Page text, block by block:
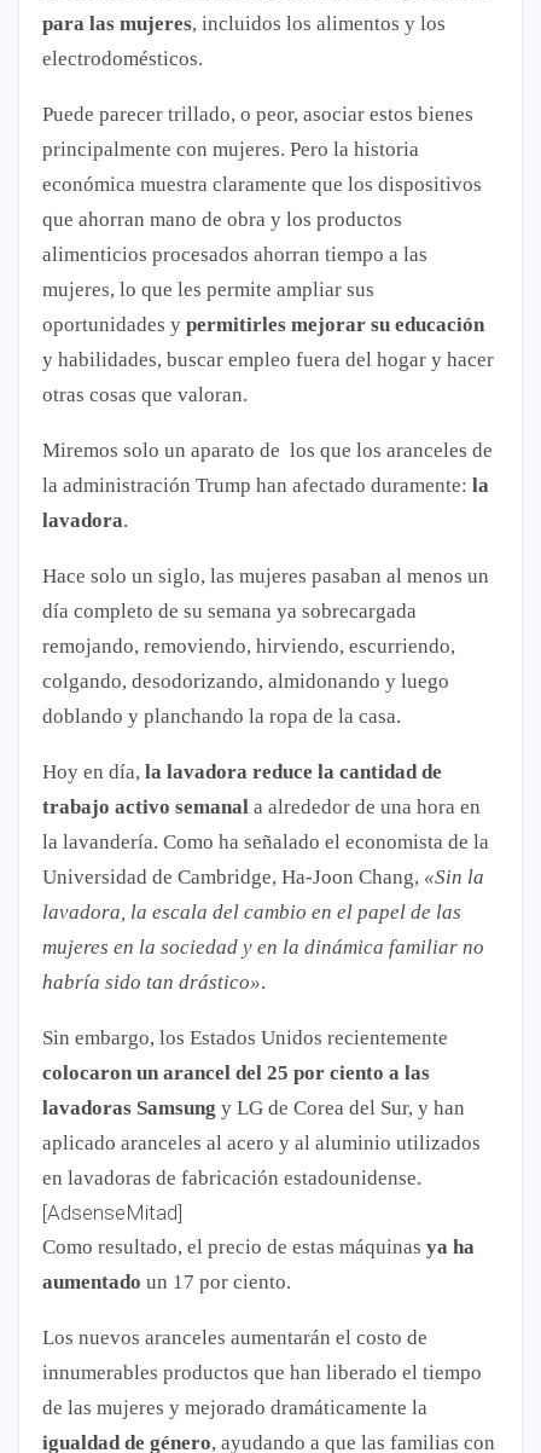
para las mujeres, incluidos los alimentos y los
electrodomésticos.
Puede parecer trillado, o peor, asociar estos bienes
principalmente con mujeres. Pero la historia
económica muestra claramente que los dispositivos
que ahorran mano de obra y los productos
alimenticios procesados ahorran tiempo a las
mujeres, lo que les permite ampliar sus
oportunidades y permitirles mejorar su educación
y habilidades, buscar empleo fuera del hogar y hacer
otras cosas que valoran.
Miremos solo un aparato de los que los aranceles de
la administración Trump han afectado duramente: la
lavadora.
Hace solo un siglo, las mujeres pasaban al menos un
día completo de su semana ya sobrecargada
remojando, removiendo, hirviendo, escurriendo,
colgando, desodorizando, almidonando y luego
doblando y planchando la ropa de la casa.
Hoy en día, la lavadora reduce la cantidad de
trabajo activo semanal a alrededor de una hora en
la lavandería. Como ha señalado el economista de la
Universidad de Cambridge, Ha-Joon Chang, «Sin la
lavadora, la escala del cambio en el papel de las
mujeres en la sociedad y en la dinámica familiar no
habría sido tan drástico».
Sin embargo, los Estados Unidos recientemente
colocaron un arancel del 25 por ciento a las
lavadoras Samsung y LG de Corea del Sur, y han
aplicado aranceles al acero y al aluminio utilizados
en lavadoras de fabricación estadounidense.
[AdsenseMitad]
Como resultado, el precio de estas máquinas ya ha
aumentado un 17 por ciento.
Los nuevos aranceles aumentarán el costo de
innumerables productos que han liberado el tiempo
de las mujeres y mejorado dramáticamente la
igualdad de género, ayudando a que las familias con